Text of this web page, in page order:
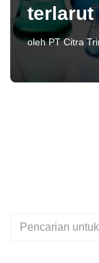
terlarut
olehPT Citra